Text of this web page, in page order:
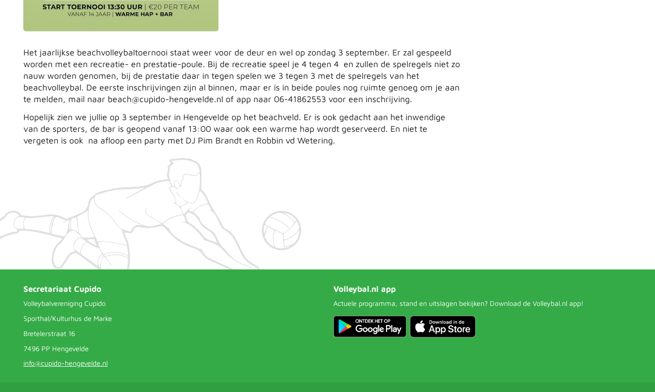
Het jaarlijkse beachvolleybaltoernooi staat weer voor de deur en wel op zondag 3 september. Er zal gespeeld
worden met een recreatie- en prestatie-poule. Bij de recreatie speel je 4 tegen 4 en zullen de spelregels niet zo
nauw worden genomen, bij de prestatie daar in tegen spelen we 3 tegen 3 met de spelregels van het
beachvolleybal. De eerste inschrijvingen zijn al binnen, maar er is in beide poules nog ruimte genoeg om je aan
te melden, mail naar beach@cupido-hengevelde.nl of app naar 06-41862553 voor een inschrijving.
Hopelijk zien we jullie op 3 september in Hengevelde op het beachveld. Er is ook gedacht aan het inwendige
van de sporters, de bar is geopend vanaf 13:00 waar ook een warme hap wordt geserveerd. En niet te
vergeten is ook na afloop een party met DJ Pim Brandt en Robbin vd Wetering.
Secretariaat Cupido
Volleybalvereniging Cupido
Sporthal/Kulturhus de Marke
Bretelerstraat 16
7496 PP Hengevelde
info@cupido-hengevelde.nl
Volleybal.nl app
Actuele programma, stand en uitslagen bekijken? Download de Volleybal.nl app!